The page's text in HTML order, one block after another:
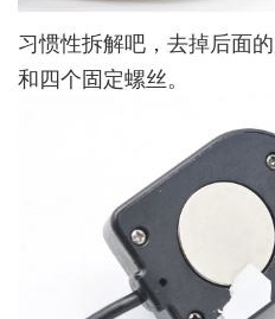
习惯性拆解吧，去掉后面
和四个固定螺丝。